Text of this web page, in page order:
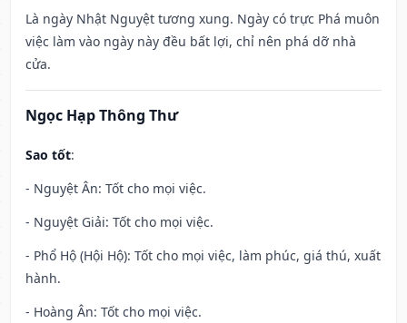
Là ngày Nhật Nguyệt tương xung. Ngày có trực Phá muôn
việc làm vào ngày này đều bất lợi, chỉ nên phá dỡ nhà
cửa.
Ngọc Hạp Thông Thư
Sao tốt:
- Nguyệt Ân: Tốt cho mọi việc.
- Nguyệt Giải: Tốt cho mọi việc.
- Phổ Hộ (Hội Hộ): Tốt cho mọi việc, làm phúc, giá thú, xuất
hành.
- Hoàng Ân: Tốt cho mọi việc.